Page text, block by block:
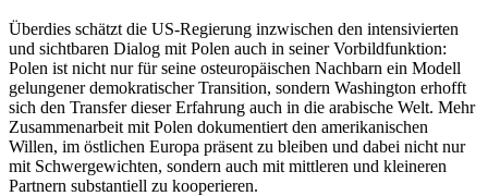
Überdies schätzt die US-Regierung inzwischen den intensivierten
und sichtbaren Dialog mit Polen auch in seiner Vorbildfunktion:
Polen ist nicht nur für seine osteuropäischen Nachbarn ein Modell
gelungener demokratischer Transition, sondern Washington erhofft
sich den Transfer dieser Erfahrung auch in die arabische Welt. Mehr
Zusammenarbeit mit Polen dokumentiert den amerikanischen
Willen, im östlichen Europa präsent zu bleiben und dabei nicht nur
mit Schwergewichten, sondern auch mit mittleren und kleineren
Partnern substantiell zu kooperieren.